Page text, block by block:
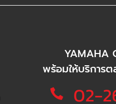
YAMAHA
พร้อมให้บริการ
02-